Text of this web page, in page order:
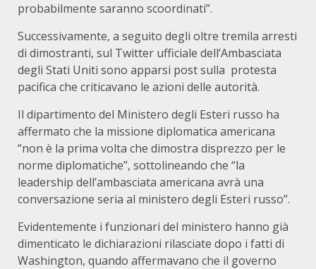
probabilmente saranno scoordinati”.
Successivamente, a seguito degli oltre tremila arresti
di dimostranti, sul Twitter ufficiale dell’Ambasciata
degli Stati Uniti sono apparsi post sulla protesta
pacifica che criticavano le azioni delle autorità.
Il dipartimento del Ministero degli Esteri russo ha
affermato che la missione diplomatica americana
“non è la prima volta che dimostra disprezzo per le
norme diplomatiche”, sottolineando che “la
leadership dell’ambasciata americana avrà una
conversazione seria al ministero degli Esteri russo”.
Evidentemente i funzionari del ministero hanno già
dimenticato le dichiarazioni rilasciate dopo i fatti di
Washington, quando affermavano che il governo